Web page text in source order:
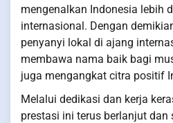
mengenalkan Indonesia lebih
internasional. Dengan
penyanyi lokal di ajang
membawa nama baik bagi
juga mengangkat citra positif
Melalui dedikasi dan kerja
prestasi ini terus berlanjut